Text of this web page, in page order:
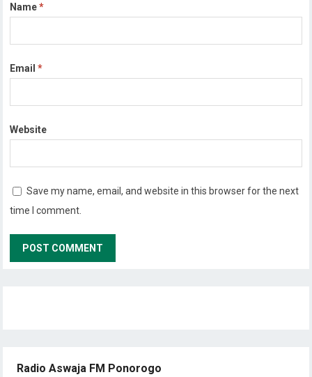
Name*
Email*
Website
Save my name, email, and website in this browser for the next
time I comment.
Radio Aswaja FM Ponorogo